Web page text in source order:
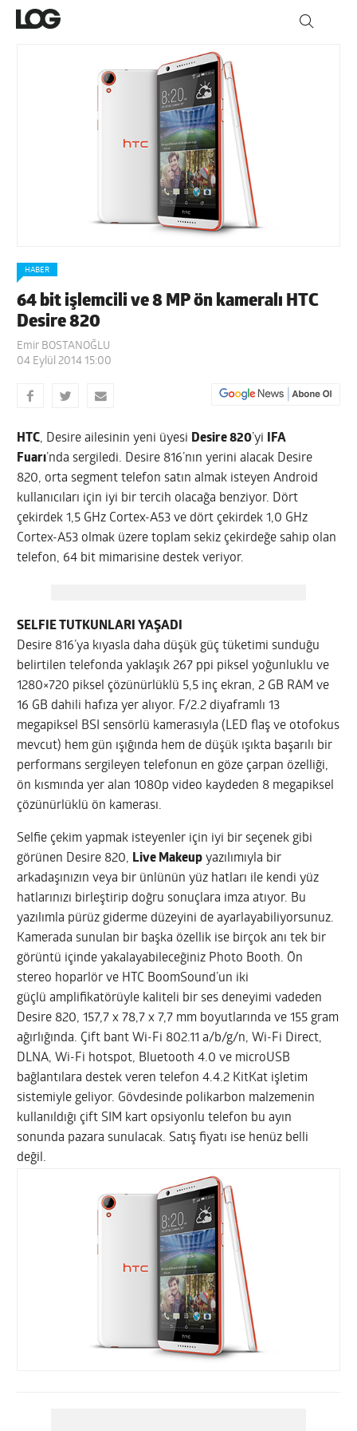
HABER
64 bit işlemcili ve 8 MP ön kameralı HTC
Desire 820
Emir BOSTANOĞLU
04 Eylül 2014 15:00
HTC, Desire ailesinin yeni üyesi Desire 820’yi
IFA
Fuarı’nda sergiledi. Desire 816’nın yerini alacak Desire
820, orta segment telefon satın almak isteyen Android
kullanıcıları için iyi bir tercih olacağa benziyor. Dört
çekirdek 1,5 GHz Cortex-A53 ve dört çekirdek 1,0 GHz
Cortex-A53 olmak üzere toplam sekiz çekirdeğe sahip olan
telefon, 64 bit mimarisine destek veriyor.
SELFIE TUTKUNLARI YAŞADI
Desire 816’ya kıyasla daha düşük güç tüketimi sunduğu
belirtilen telefonda yaklaşık 267 ppi piksel yoğunluklu ve
1280×720 piksel çözünürlüklü 5,5 inç ekran, 2 GB RAM ve
16 GB dahili hafıza yer alıyor. F/2.2 diyaframlı 13
megapiksel BSI sensörlü kamerasıyla (LED flaş ve otofokus
mevcut) hem gün ışığında hem de düşük ışıkta başarılı bir
performans sergileyen telefonun en göze çarpan özelliği,
ön kısmında yer alan 1080p video kaydeden 8 megapiksel
çözünürlüklü ön kamerası.
Selfie çekim yapmak isteyenler için iyi bir seçenek gibi
görünen Desire 820, Live Makeup yazılımıyla bir
arkadaşınızın veya bir ünlünün yüz hatları ile kendi yüz
hatlarınızı birleştirip doğru sonuçlara imza atıyor. Bu
yazılımla pürüz giderme düzeyini de ayarlayabiliyorsunuz.
Kamerada sunulan bir başka özellik ise birçok anı tek bir
görüntü içinde yakalayabileceğiniz Photo Booth. Ön
stereo hoparlör ve HTC BoomSound’un iki
güçlü amplifikatörüyle kaliteli bir ses deneyimi vadeden
Desire 820, 157,7 x 78,7 x 7,7 mm boyutlarında ve 155 gram
ağırlığında. Çift bant Wi-Fi 802.11 a/b/g/n, Wi-Fi Direct,
DLNA, Wi-Fi hotspot, Bluetooth 4.0 ve microUSB
bağlantılara destek veren telefon 4.4.2 KitKat işletim
sistemiyle geliyor. Gövdesinde polikarbon malzemenin
kullanıldığı çift SIM kart opsiyonlu telefon bu ayın
sonunda pazara sunulacak. Satış fiyatı ise henüz belli
değil.